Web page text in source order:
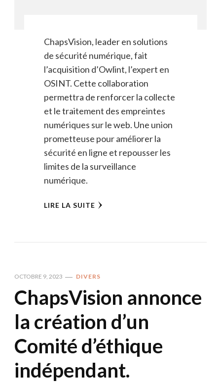
ChapsVision, leader en solutions
de sécurité numérique, fait
l’acquisition d’Owlint, l’expert en
OSINT. Cette collaboration
permettra de renforcer la collecte
et le traitement des empreintes
numériques sur le web. Une union
prometteuse pour améliorer la
sécurité en ligne et repousser les
limites de la surveillance
numérique.
LIRE LA SUITE
OCTOBRE 9, 2023 DIVERS
ChapsVision annonce
la création d’un
Comité d’éthique
indépendant.